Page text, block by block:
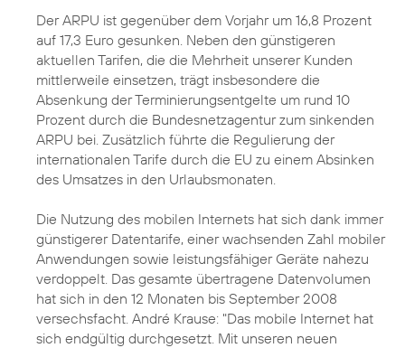
Der ARPU ist gegenüber dem Vorjahr um 16,8 Prozent
auf 17,3 Euro gesunken. Neben den günstigeren
aktuellen Tarifen, die die Mehrheit unserer Kunden
mittlerweile einsetzen, trägt insbesondere die
Absenkung der Terminierungsentgelte um rund 10
Prozent durch die Bundesnetzagentur zum sinkenden
ARPU bei. Zusätzlich führte die Regulierung der
internationalen Tarife durch die EU zu einem Absinken
des Umsatzes in den Urlaubsmonaten.
Die Nutzung des mobilen Internets hat sich dank immer
günstigerer Datentarife, einer wachsenden Zahl mobiler
Anwendungen sowie leistungsfähiger Geräte nahezu
verdoppelt. Das gesamte übertragene Datenvolumen
hat sich in den 12 Monaten bis September 2008
versechsfacht. André Krause: "Das mobile Internet hat
sich endgültig durchgesetzt. Mit unseren neuen